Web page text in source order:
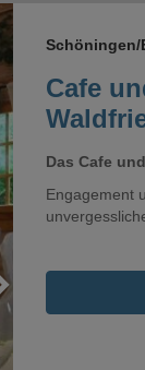
Cafe
Schöningen/
Das Cafe
Engagement